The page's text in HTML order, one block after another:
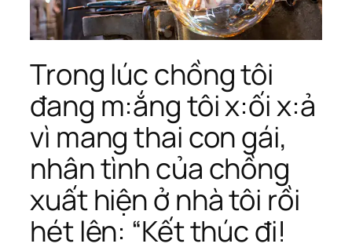
Trong lúc chồng tôi
đang m:ắng tôi x:ối x:ả
vì mang thai con gái,
nhân tình của chồng
xuất hiện ở nhà tôi rồi
hét lên: “Kết thúc đi!